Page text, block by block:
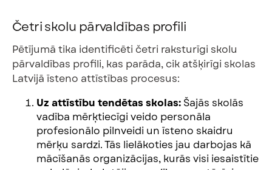
Četri skolu pārvaldības profili
Pētījumā tika identificēti četri raksturīgi skolu
pārvaldības profili, kas parāda, cik atšķirīgi skolas
Latvijā īsteno attīstības procesus:
Uz attīstību tendētas skolas: Šajās skolās
vadība mērķtiecīgi veido personāla
profesionālo pilnveidi un īsteno skaidru
mērķu sardzi. Tās lielākoties jau darbojas kā
mācīšanās organizācijas, kurās visi iesaistītie